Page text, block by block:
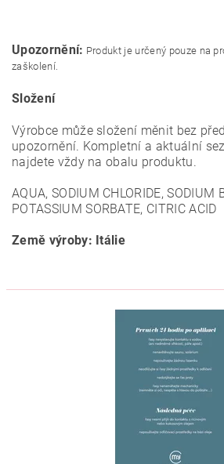
Upozornění: Produkt je určený pouze na
zaškolení.
Složení
Výrobce může složení měnit bez
upozornění. Kompletní a aktuální
najdete vždy na obalu produktu.
AQUA, SODIUM CHLORIDE, SODIUM
POTASSIUM SORBATE, CITRIC ACID
Země výroby: Itálie